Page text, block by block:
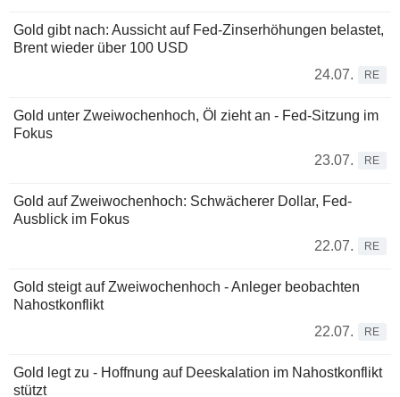
Gold gibt nach: Aussicht auf Fed-Zinserhöhungen belastet,
Brent wieder über 100 USD
24.07.
RE
Gold unter Zweiwochenhoch, Öl zieht an - Fed-Sitzung im
Fokus
23.07.
RE
Gold auf Zweiwochenhoch: Schwächerer Dollar, Fed-
Ausblick im Fokus
22.07.
RE
Gold steigt auf Zweiwochenhoch - Anleger beobachten
Nahostkonflikt
22.07.
RE
Gold legt zu - Hoffnung auf Deeskalation im Nahostkonflikt
stützt